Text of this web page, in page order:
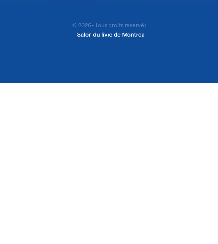
© 2026 - Tous droits réservés